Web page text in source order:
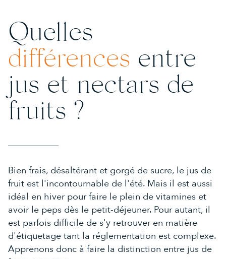
Quelles
différences entre
jus et nectars de
fruits ?
Bien frais, désaltérant et gorgé de sucre, le jus de
fruit est l'incontournable de l'été. Mais il est aussi
idéal en hiver pour faire le plein de vitamines et
avoir le peps dès le petit-déjeuner. Pour autant, il
est parfois difficile de s'y retrouver en matière
d'étiquetage tant la réglementation est complexe.
Apprenons donc à faire la distinction entre jus de